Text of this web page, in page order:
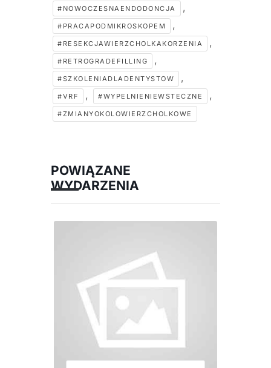
#NOWOCZESNAENDODONCJA ,
#PRACAPODMIKROSKOPEM ,
#RESEKCJAWIERZCHOLKAKORZENIA ,
#RETROGRADEFILLING ,
#SZKOLENIADLADENTYSTOW ,
#VRF , #WYPELNIENIEWSTECZNE ,
#ZMIANYOKOLOWIERZCHOLKOWE
POWIĄZANE
WYDARZENIA